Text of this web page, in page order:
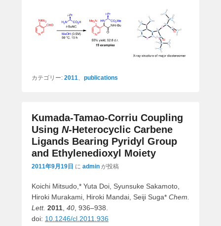
カテゴリー: 2011 publications
Kumada-Tamao-Corriu Coupling
Using N-Heterocyclic Carbene
Ligands Bearing Pyridyl Group
and Ethylenedioxyl Moiety
2011年9月19日 に admin が投稿
Koichi Mitsudo,* Yuta Doi, Syunsuke Sakamoto,
Hiroki Murakami, Hiroki Mandai, Seiji Suga* Chem.
Lett. 2011 40 , 936–938.
doi: 10.1246/cl.2011.936